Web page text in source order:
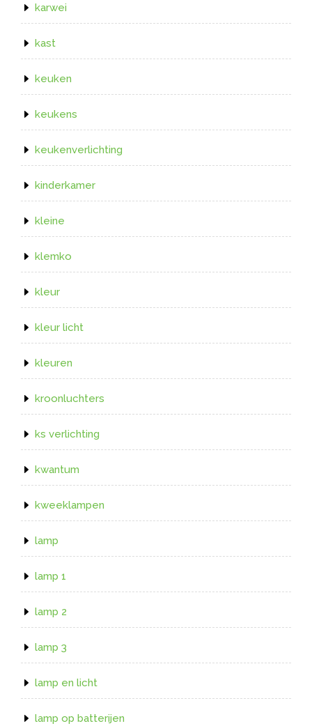
karwei
kast
keuken
keukens
keukenverlichting
kinderkamer
kleine
klemko
kleur
kleur licht
kleuren
kroonluchters
ks verlichting
kwantum
kweeklampen
lamp
lamp 1
lamp 2
lamp 3
lamp en licht
lamp op batterijen